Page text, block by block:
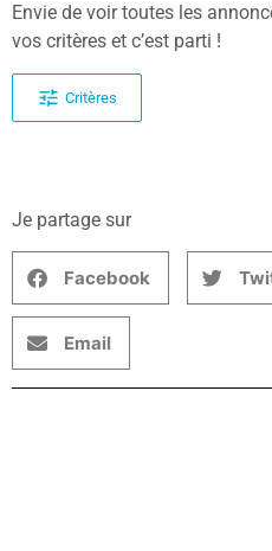
Envie de voir toutes les
vos critères et c’est parti !
Critères
Je partage sur
Facebook
Email